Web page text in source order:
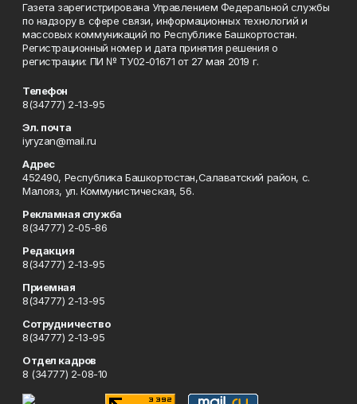
Газета зарегистрирована Управлением Федеральной службы
по надзору в сфере связи, информационных технологий и
массовых коммуникаций по Республике Башкортостан.
Регистрационный номер и дата принятия решения о
регистрации: ПИ № ТУ02-01671 от 27 мая 2019 г.
Телефон
8(34777) 2-13-95
Эл. почта
iyryzan@mail.ru
Адрес
452490, Республика Башкортостан,Салаватский район, с.
Малояз, ул. Коммунистическая, 56.
Рекламная служба
8(34777) 2-05-86
Редакция
8(34777) 2-13-95
Приемная
8(34777) 2-13-95
Сотрудничество
8(34777) 2-13-95
Отдел кадров
8 (34777) 2-08-10